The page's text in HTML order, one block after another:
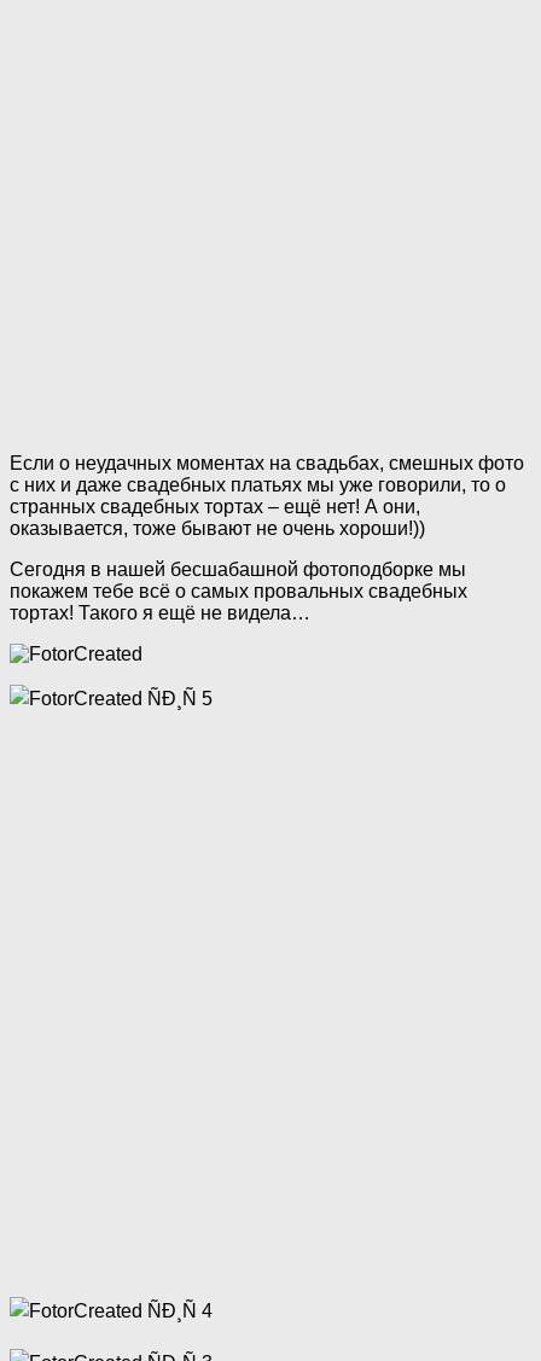
Если о неудачных моментах на свадьбах, смешных фото
с них и даже свадебных платьях мы уже говорили, то о
странных свадебных тортах – ещё нет! А они,
оказывается, тоже бывают не очень хороши!))
Сегодня в нашей бесшабашной фотоподборке мы
покажем тебе всё о самых провальных свадебных
тортах! Такого я ещё не видела…